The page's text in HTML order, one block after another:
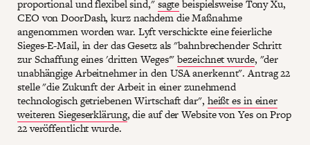
proportional und flexibel sind,"sagtebeispielsweise Tony Xu,
CEO von DoorDash, kurz nachdem die Maßnahme
angenommen worden war. Lyft verschickte eine feierliche
Sieges-E-Mail, in der das Gesetz als "bahnbrechender Schritt
zur Schaffung eines 'dritten Weges'"bezeichnet wurde, "der
unabhängige Arbeitnehmer in den USA anerkennt". Antrag 22
stelle "die Zukunft der Arbeit in einer zunehmend
technologisch getriebenen Wirtschaft dar", heißt es in einer
weiteren Siegeserklärung, die auf der Website von Yes on Prop
22 veröffentlicht wurde.